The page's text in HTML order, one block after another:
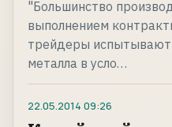
"Большинство
выполнением
трейдеры испытывают
металла в усло…
22.05.2014 09:26